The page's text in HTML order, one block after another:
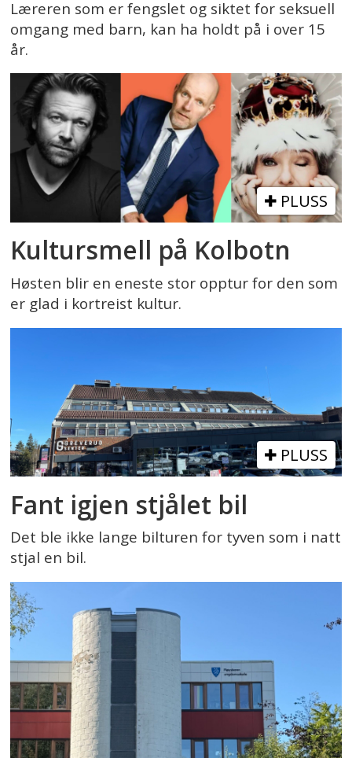
Læreren som er fengslet og siktet for seksuell
omgang med barn, kan ha holdt på i over 15
år.
PLUSS
Kultursmell på Kolbotn
Høsten blir en eneste stor opptur for den som
er glad i kortreist kultur.
PLUSS
Fant igjen stjålet bil
Det ble ikke lange bilturen for tyven som i natt
stjal en bil.